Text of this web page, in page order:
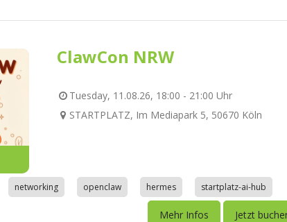
ClawCon NRW
Tuesday, 11.08.26, 18:00 - 21:00 Uhr
STARTPLATZ, Im Mediapark 5, 50670 Köln
networking openclaw hermes startplatz-ai-hub
Mehr Infos Jetzt